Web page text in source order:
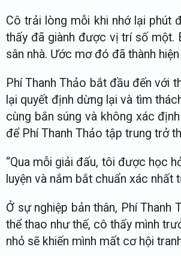
Cô trải lòng mỗi khi nhớ lại phút
thấy đã giành được vị trí số một.
sân nhà. Ước mơ đó đã thành hiện
Phí Thanh Thảo bắt đầu đến với
lại quyết định dừng lại và tìm
cùng bắn súng và không xác
để Phí Thanh Thảo tập trung trở
“Qua mỗi giải đấu, tôi được học
luyện và nắm bắt chuẩn xác nhất
Ở sự nghiệp bản thân, Phí
thể thao như thế, cô thấy mình
nhỏ sẽ khiến mình mất cơ hội